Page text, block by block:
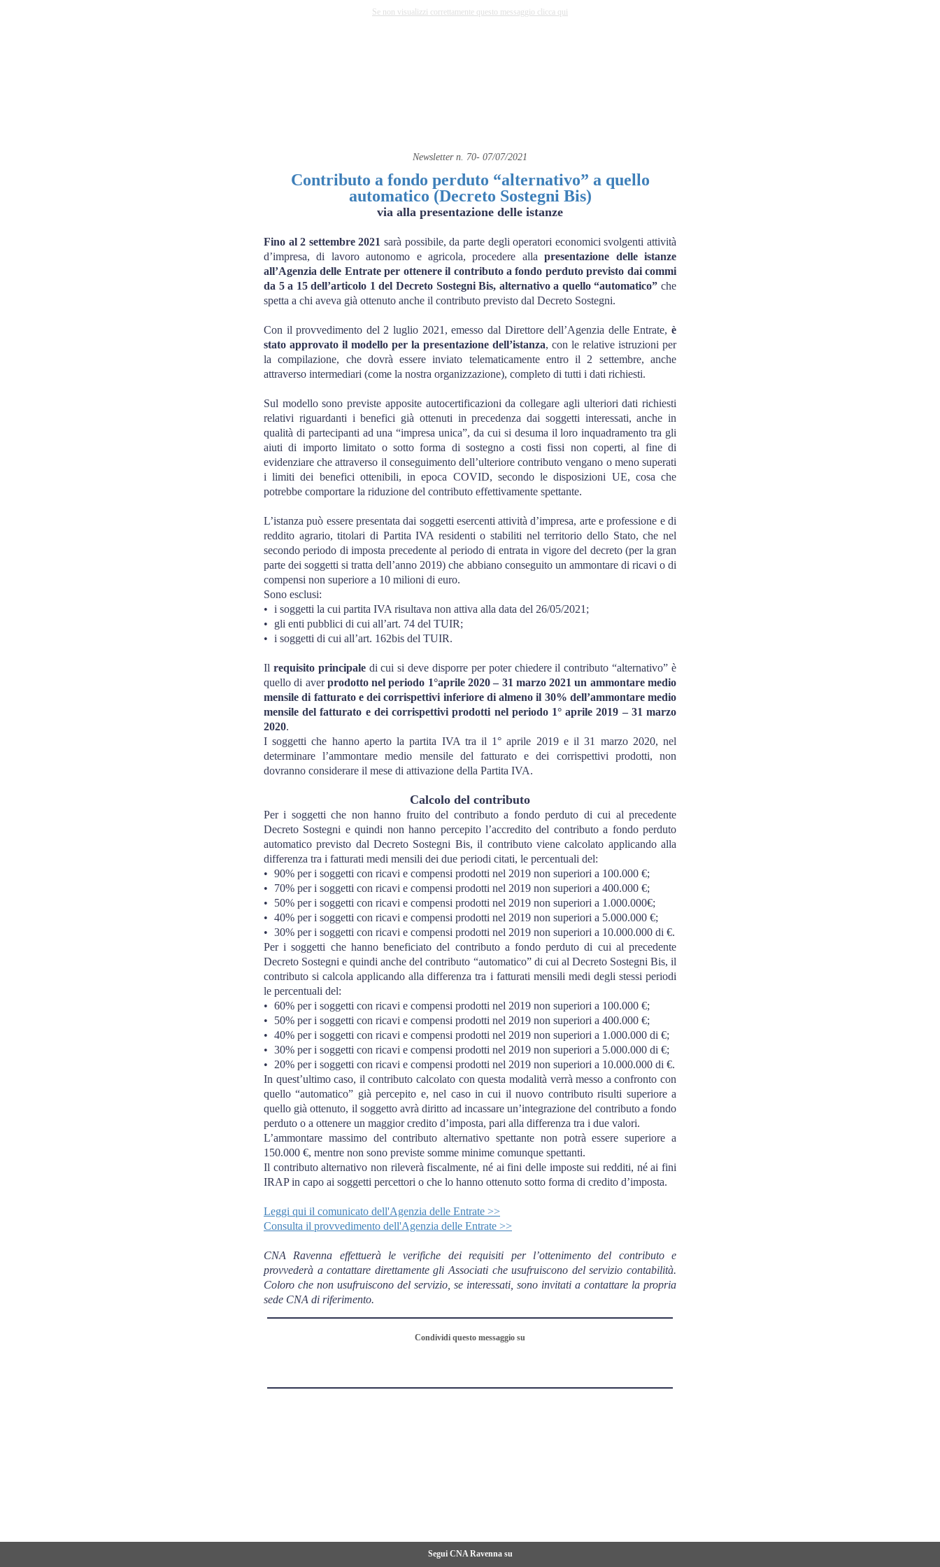
Se non visualizzi correttamente questo messaggio clicca qui
Newsletter n. 70- 07/07/2021
Contributo a fondo perduto “alternativo” a quello
automatico (Decreto Sostegni Bis)
via alla presentazione delle istanze
Fino al 2 settembre 2021 sarà possibile, da parte degli operatori economici svolgenti attività
d’impresa, di lavoro autonomo e agricola, procedere allapresentazione delle istanze
all’Agenzia delle Entrate per ottenere il contributo a fondo perduto previsto dai commi
da 5 a 15 dell’articolo 1 del Decreto Sostegni Bis, alternativo a quello “automatico” che
spetta a chi aveva già ottenuto anche il contributo previsto dal Decreto Sostegni.
Con il provvedimento del 2 luglio 2021, emesso dal Direttore dell’Agenzia delle Entrate, è
stato approvato il modello per la presentazione dell’istanza, con le relative istruzioni per
la compilazione, che dovrà essere inviato telematicamente entro il 2 settembre, anche
attraverso intermediari (come la nostra organizzazione), completo di tutti i dati richiesti.
Sul modello sono previste apposite autocertificazioni da collegare agli ulteriori dati richiesti
relativi riguardanti i benefici già ottenuti in precedenza dai soggetti interessati, anche in
qualità di partecipanti ad una “impresa unica”, da cui si desuma il loro inquadramento tra gli
aiuti di importo limitato o sotto forma di sostegno a costi fissi non coperti, al fine di
evidenziare che attraverso il conseguimento dell’ulteriore contributo vengano o meno superati
i limiti dei benefici ottenibili, in epoca COVID, secondo le disposizioni UE, cosa che
potrebbe comportare la riduzione del contributo effettivamente spettante.
L’istanza può essere presentata dai soggetti esercenti attività d’impresa, arte e professione e di
reddito agrario, titolari di Partita IVA residenti o stabiliti nel territorio dello Stato, che nel
secondo periodo di imposta precedente al periodo di entrata in vigore del decreto (per la gran
parte dei soggetti si tratta dell’anno 2019) che abbiano conseguito un ammontare di ricavi o di
compensi non superiore a 10 milioni di euro.
Sono esclusi:
• i soggetti la cui partita IVA risultava non attiva alla data del 26/05/2021;
•
gli enti pubblici di cui all’art. 74 del TUIR;
• i soggetti di cui all’art. 162bis del TUIR.
Il requisito principaledi cui si deve disporre per poter chiedere il contributo “alternativo” è
quello di averprodotto nel periodo 1°aprile 2020 – 31 marzo 2021 un ammontare medio
mensile di fatturato e dei corrispettivi inferiore di almeno il 30% dell’ammontare medio
mensile del fatturato e dei corrispettivi prodotti nel periodo 1° aprile 2019 – 31 marzo
2020.
I soggetti che hanno aperto la partita IVA tra il 1° aprile 2019 e il 31 marzo 2020, nel
determinare l’ammontare medio mensile del fatturato e dei corrispettivi prodotti, non
dovranno considerare il mese di attivazione della Partita IVA.
Calcolo del contributo
Per i soggetti che non hanno fruito del contributo a fondo perduto di cui al precedente
Decreto Sostegni e quindi non hanno percepito l’accredito del contributo a fondo perduto
automatico previsto dal Decreto Sostegni Bis, il contributo viene calcolato applicando alla
differenza tra i fatturati medi mensili dei due periodi citati, le percentuali del:
• 90% per i soggetti con ricavi e compensi prodotti nel 2019 non superiori a 100.000 €;
•
70% per i soggetti con ricavi e compensi prodotti nel 2019 non superiori a 400.000 €;
•
50% per i soggetti con ricavi e compensi prodotti nel 2019 non superiori a 1.000.000€;
• 40% per i soggetti con ricavi e compensi prodotti nel 2019 non superiori a 5.000.000 €;
• 30% per i soggetti con ricavi e compensi prodotti nel 2019 non superiori a 10.000.000 di €.
Per i soggetti che hanno beneficiato del contributo a fondo perduto di cui al precedente
Decreto Sostegni e quindi anche del contributo “automatico” di cui al Decreto Sostegni Bis, il
contributo si calcola applicando alla differenza tra i fatturati mensili medi degli stessi periodi
le percentuali del:
• 60% per i soggetti con ricavi e compensi prodotti nel 2019 non superiori a 100.000 €;
•
50% per i soggetti con ricavi e compensi prodotti nel 2019 non superiori a 400.000 €;
• 40% per i soggetti con ricavi e compensi prodotti nel 2019 non superiori a 1.000.000 di €;
• 30% per i soggetti con ricavi e compensi prodotti nel 2019 non superiori a 5.000.000 di €;
•
20% per i soggetti con ricavi e compensi prodotti nel 2019 non superiori a 10.000.000 di €.
In quest’ultimo caso, il contributo calcolato con questa modalità verrà messo a confronto con
quello “automatico” già percepito e, nel caso in cui il nuovo contributo risulti superiore a
quello già ottenuto, il soggetto avrà diritto ad incassare un’integrazione del contributo a fondo
perduto o a ottenere un maggior credito d’imposta, pari alla differenza tra i due valori.
L’ammontare massimo del contributo alternativo spettante non potrà essere superiore a
150.000 €, mentre non sono previste somme minime comunque spettanti.
Il contributo alternativo non rileverà fiscalmente, né ai fini delle imposte sui redditi, né ai fini
IRAP in capo ai soggetti percettori o che lo hanno ottenuto sotto forma di credito d’imposta.
Leggi qui il comunicato dell'Agenzia delle Entrate >>
Consulta il provvedimento dell'Agenzia delle Entrate >>
CNA Ravenna effettuerà le verifiche dei requisiti per l’ottenimento del contributo e
provvederà a contattare direttamente gli Associati che usufruiscono del servizio contabilità.
Coloro che non usufruiscono del servizio, se interessati, sono invitati a contattare la propria
sede CNA di riferimento.
Condividi questo messaggio su
Segui CNA Ravenna su